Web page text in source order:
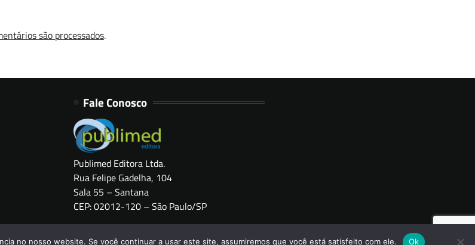
são processados.
Fale Conosco
Publimed Editora Ltda.
Rua Felipe Gadelha, 104
Sala 55 – Santana
CEP: 02012-120 – São Paulo/SP
no nosso website. Se você continuar a usar este site, assumiremos que você está satisfeito com ele. Ok